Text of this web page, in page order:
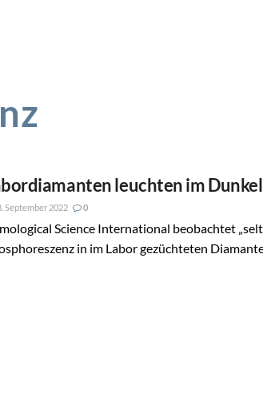
leuchten im
September 2022 0
Science International beobachtet
in im Labor gezüchteten